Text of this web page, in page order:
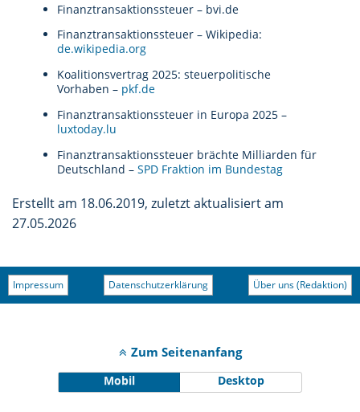
Finanztransaktionssteuer – bvi.de
Finanztransaktionssteuer – Wikipedia:
de.wikipedia.org
Koalitionsvertrag 2025: steuerpolitische
Vorhaben – pkf.de
Finanztransaktionssteuer in Europa 2025 –
luxtoday.lu
Finanztransaktionssteuer brächte Milliarden für
Deutschland –SPD Fraktion im Bundestag
Erstellt am 18.06.2019, zuletzt aktualisiert am
27.05.2026
Impressum Datenschutzerklärung Über uns (Redaktion)
Zum Seitenanfang
Mobil Desktop